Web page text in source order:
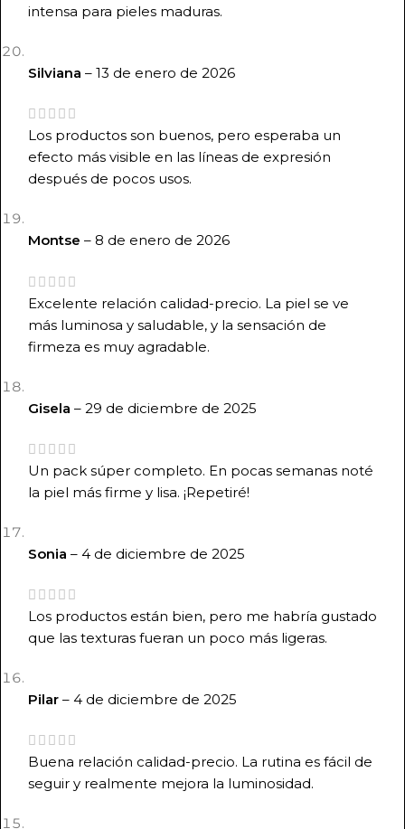
Pilar – 4 de diciembre de 2025
Buena relación calidad-precio. La rutina es fácil de
seguir y realmente mejora la luminosidad.
Sonia – 4 de diciembre de 2025
Los productos están bien, pero me habría gustado
que las texturas fueran un poco más ligeras.
Gisela – 29 de diciembre de 2025
Un pack súper completo. En pocas semanas noté
la piel más firme y lisa. ¡Repetiré!
Montse – 8 de enero de 2026
Excelente relación calidad-precio. La piel se ve
más luminosa y saludable, y la sensación de
firmeza es muy agradable.
Silviana – 13 de enero de 2026
Los productos son buenos, pero esperaba un
efecto más visible en las líneas de expresión
después de pocos usos.
intensa para pieles maduras.